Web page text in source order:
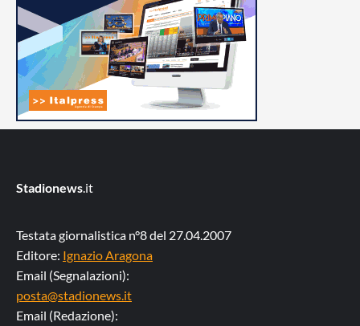
Stadionews.it
Testata giornalistica n°8 del 27.04.2007
Editore: Ignazio Aragona
Email (Segnalazioni):
posta@stadionews.it
Email (Redazione):